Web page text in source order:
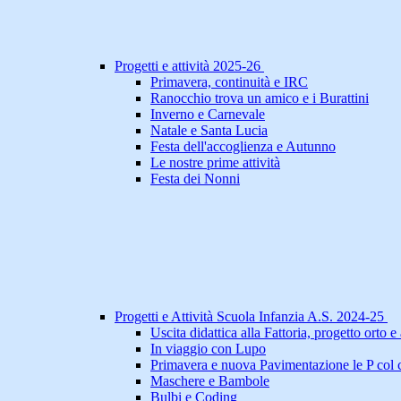
Progetti e attività 2025-26
Primavera, continuità e IRC
Ranocchio trova un amico e i Burattini
Inverno e Carnevale
Natale e Santa Lucia
Festa dell'accoglienza e Autunno
Le nostre prime attività
Festa dei Nonni
Progetti e Attività Scuola Infanzia A.S. 2024-25
Uscita didattica alla Fattoria, progetto orto e
In viaggio con Lupo
Primavera e nuova Pavimentazione le P col
Maschere e Bambole
Bulbi e Coding